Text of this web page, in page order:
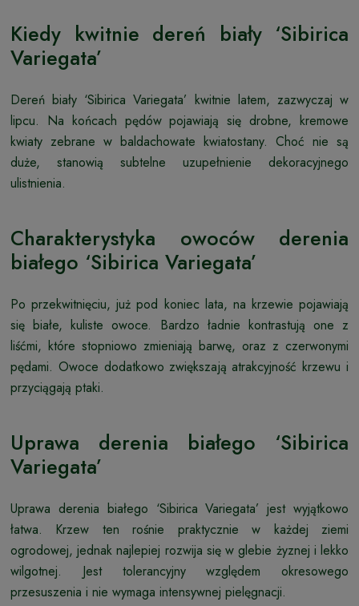
Kiedy kwitnie dereń biały ‘Sibirica
Variegata’
Dereń biały ‘Sibirica Variegata’ kwitnie latem, zazwyczaj w
lipcu. Na końcach pędów pojawiają się drobne, kremowe
kwiaty zebrane w baldachowate kwiatostany. Choć nie są
duże, stanowią subtelne uzupełnienie dekoracyjnego
ulistnienia.
Charakterystyka owoców derenia
białego ‘Sibirica Variegata’
Po przekwitnięciu, już pod koniec lata, na krzewie pojawiają
się białe, kuliste owoce. Bardzo ładnie kontrastują one z
liśćmi, które stopniowo zmieniają barwę, oraz z czerwonymi
pędami. Owoce dodatkowo zwiększają atrakcyjność krzewu i
przyciągają ptaki.
Uprawa derenia białego ‘Sibirica
Variegata’
Uprawa derenia białego ‘Sibirica Variegata’ jest wyjątkowo
łatwa. Krzew ten rośnie praktycznie w każdej ziemi
ogrodowej, jednak najlepiej rozwija się w glebie żyznej i lekko
wilgotnej. Jest tolerancyjny względem okresowego
przesuszenia i nie wymaga intensywnej pielęgnacji.